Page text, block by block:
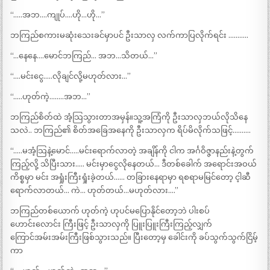
“…..အဘ….ကျုပ်….ဟို…ဟို…”
ဘကြည်စကားမဆုံးသေးခင်မှာပင် ဦးသာလှ လက်ကာပြလိုက်ရင်း ………..
“…နေနေ….မောင်ဘကြည်… အဘ…သိတယ်…”
“….မင်းငွေ…..လိုချင်လို့မဟုတ်လား…”
“…..ဟုတ်ကဲ့……..အဘ…”
ဘကြည်စိတ်ထဲ အံ့သြသွားတာအမှန်။သူ့အကြံကို ဦးသာလှဘယ်လိုသိနေ
သလဲ.. ဘကြည်၏ စိတ်အခြေအနေကို ဦးသာလှက ရိပ်မိလိုက်သဖြင့်……….
“…..မအံ့သြနဲ့မောင်…..မင်းရောက်လာတဲ့ အချိန်ကို ငါက အင်္ဂဝိဇ္ဇာနည်းနဲ့တွက်
ကြည့်လို့ သိပြီးသား….. မင်းမှာငွေလိုနေတယ်… ဒီတစ်ခေါက် အရောင်းအဝယ်
ကိစ္စမှာ မင်း အရှုံးကြီးရှုံးခဲ့တယ်…… တခြားနေရာမှာ ရစရာမမြင်တော့ င့ါဆီ
ရောက်လာတယ်… ကဲ… ဟုတ်တယ်…မဟုတ်လား….”
ဘကြည်တစ်ယောက် ဟုတ်ကဲ့ ဟုပင်မပြောနိုင်တော့ဘဲ ပါးစပ်
ဟောင်းလောင်း ကြီးဖြင့် ဦးသာလှကို ပြူးပြူးကြီးကြည့်လျှက်
ကြောင်အမ်းအမ်းကြီးဖြစ်သွားသည်။ ပြီးတော့မှ ခေါင်းကို ခပ်သွက်သွက်ငြိမ့်
ကာ